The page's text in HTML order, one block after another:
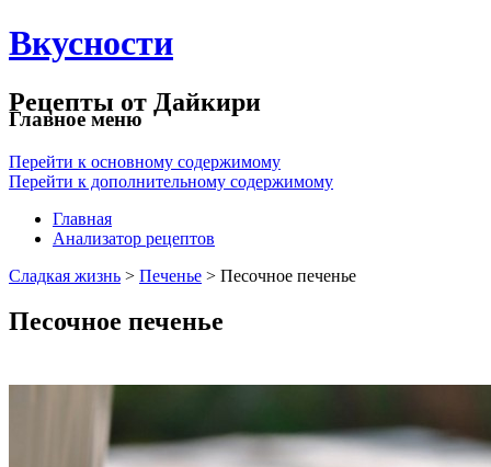
Вкусности
Рецепты от Дайкири
Главное меню
Перейти к основному содержимому
Перейти к дополнительному содержимому
Главная
Анализатор рецептов
Сладкая жизнь > Печенье > Песочное печенье
Песочное печенье